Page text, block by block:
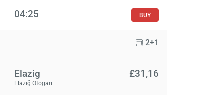
04:25 BUY
2+1
Elazig
Elazığ Otogarı
£‎31,16